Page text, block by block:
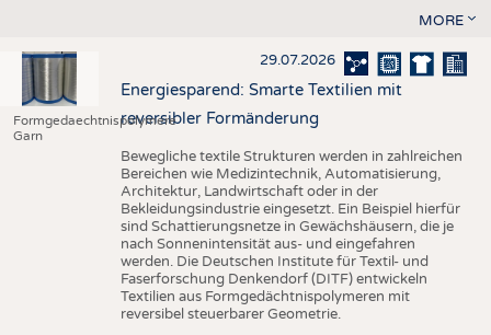
MORE
Formgedaechtnispolymere
Garn
29.07.2026
Energiesparend: Smarte Textilien mit
reversibler Formänderung
Bewegliche textile Strukturen werden in zahlreichen
Bereichen wie Medizintechnik, Automatisierung,
Architektur, Landwirtschaft oder in der
Bekleidungsindustrie eingesetzt. Ein Beispiel hierfür
sind Schattierungsnetze in Gewächshäusern, die je
nach Sonnenintensität aus- und eingefahren
werden. Die Deutschen Institute für Textil- und
Faserforschung Denkendorf (DITF) entwickeln
Textilien aus Formgedächtnispolymeren mit
reversibel steuerbarer Geometrie.